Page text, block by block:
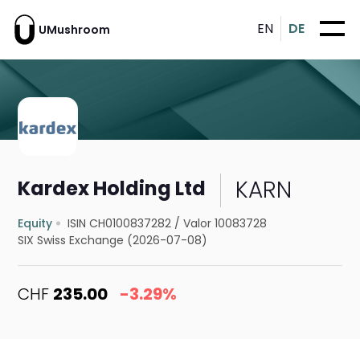
UMushroom EN DE
Kardex Holding Ltd KARN
Equity ISIN CH0100837282 /Valor 10083728
SIX Swiss Exchange (2026-07-08)
CHF 235.00 -3.29%